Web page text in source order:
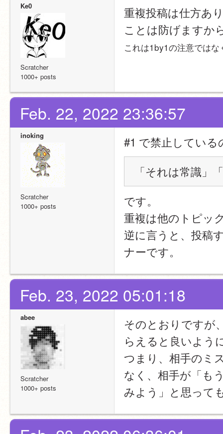
Ke0
Scratcher
1000+ posts
重複投稿は仕方あ
ことは防げますか
これは1by1の注意では
Feb. 22, 2022 23:36:57
inoking
Scratcher
1000+ posts
#1 で禁止している
「それは常識」
です。
重複は他のトピッ
逆に言うと、投稿
ナーです。
Feb. 23, 2022 05:01:18
abee
Scratcher
1000+ posts
そのとおりですが
らえると良いよう
つまり、相手のミ
なく、相手が「も
みよう」と思って